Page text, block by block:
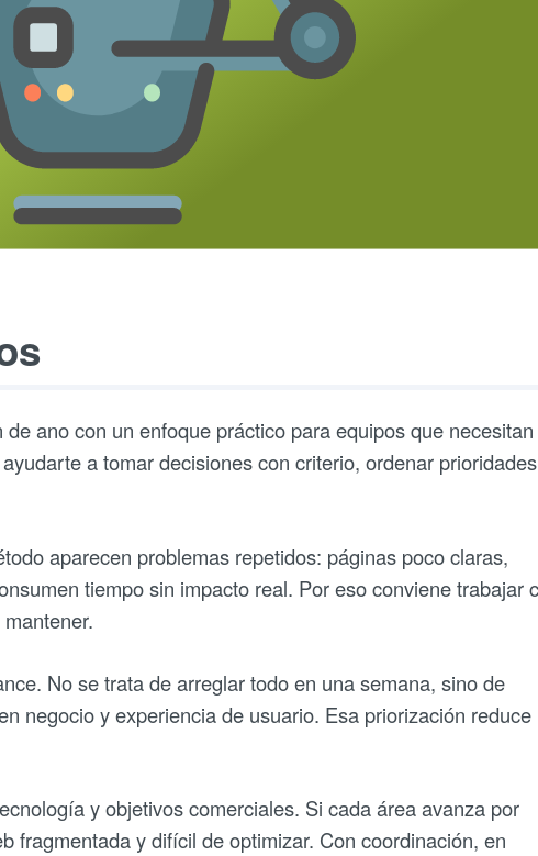
ano con un enfoque práctico para equipos que necesitan
a tomar decisiones con criterio, ordenar
aparecen problemas repetidos: páginas poco claras,
tiempo sin impacto real. Por eso conviene trabajar
No se trata de arreglar todo en una semana, sino de
negocio y experiencia de usuario. Esa priorización reduce
y objetivos comerciales. Si cada área avanza por
fragmentada y difícil de optimizar. Con coordinación, en